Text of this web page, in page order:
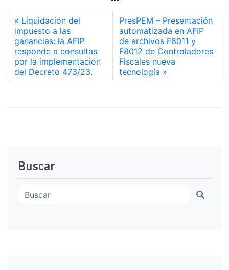
Liquidación del
impuesto a las
ganancias: la AFIP
responde a consultas
por la implementación
del Decreto 473/23.
PresPEM – Presentación
automatizada en AFIP
de archivos F8011 y
F8012 de Controladores
Fiscales nueva
tecnología
Buscar